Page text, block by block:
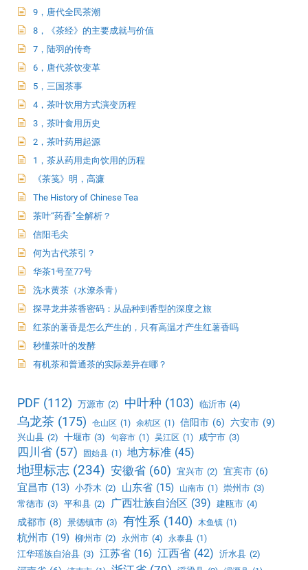
9，唐代全民茶潮
8，《茶经》的主要成就与价值
7，陆羽的传奇
6，唐代茶饮变革
5，三国茶事
4，茶叶饮用方式演变历程
3，茶叶食用历史
2，茶叶药用起源
1，茶从药用走向饮用的历程
《茶笺》明，高濂
The History of Chinese Tea
茶叶“药香”全解析？
信阳毛尖
何为古代茶引？
华茶1号至77号
洗水黄茶（水潦杀青）
探寻龙井茶香密码：从品种到香型的深度之旅
红茶的薯香是怎么产生的，只有高温才产生红薯香吗
秒懂茶叶的发酵
有机茶和普通茶的实际差异在哪？
PDF (112) 万源市 (2) 中叶种 (103) 临沂市 (4)
乌龙茶 (175) 仓山区 (1) 余杭区 (1) 信阳市 (6) 六安市 (9)
兴山县 (2) 十堰市 (3) 句容市 (1) 吴江区 (1) 咸宁市 (3)
四川省 (57) 固始县 (1) 地方标准 (45)
地理标志 (234) 安徽省 (60) 宜兴市 (2) 宜宾市 (6)
宜昌市 (13) 小乔木 (2) 山东省 (15) 山南市 (1) 崇州市 (3)
常德市 (3) 平和县 (2) 广西壮族自治区 (39) 建瓯市 (4)
成都市 (8) 景德镇市 (3) 有性系 (140) 木鱼镇 (1)
杭州市 (19) 柳州市 (2) 永州市 (4) 永泰县 (1)
江华瑶族自治县 (3) 江苏省 (16) 江西省 (42) 沂水县 (2)